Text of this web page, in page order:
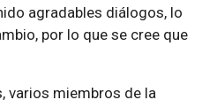
agradables diálogos, lo
por lo que se cree que
varios miembros de la